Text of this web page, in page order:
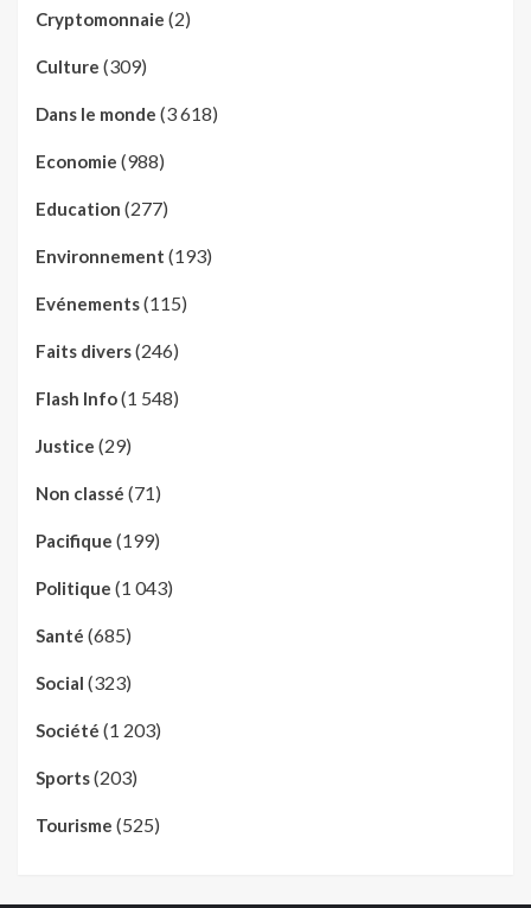
Cryptomonnaie (2)
Culture (309)
Dans le monde (3 618)
Economie (988)
Education (277)
Environnement (193)
Evénements(115)
Faits divers(246)
Flash Info(1 548)
Justice (29)
Non classé (71)
Pacifique (199)
Politique (1 043)
Santé (685)
Social (323)
Société (1 203)
Sports(203)
Tourisme (525)